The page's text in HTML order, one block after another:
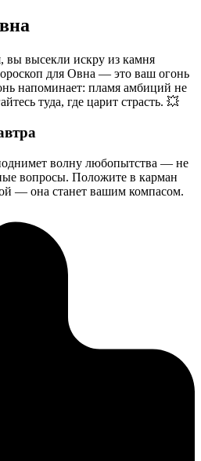
высекли искру из камня
для Овна — это ваш огонь
напоминает: пламя амбиций не
туда, где царит страсть. 💥
волну любопытства — не
вопросы. Положите в карман
— она станет вашим компасом.